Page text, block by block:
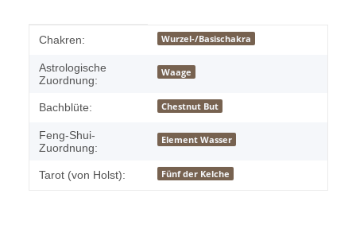
Produkteigenschaft
Wert
Chakren: Wurzel-/Basischakra
Astrologische
Zuordnung:
Waage
Bachblüte: Chestnut But
Feng-Shui-
Zuordnung:
Element Wasser
Tarot (von Holst): Fünf der Kelche